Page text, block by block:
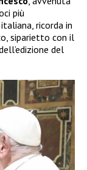
più
ricorda in
siparietto con il
del